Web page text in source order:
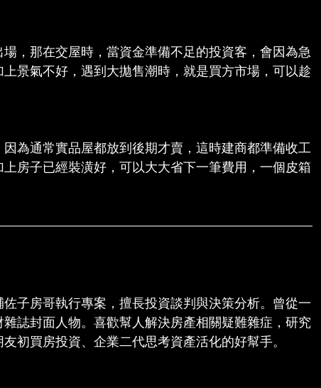
，那在交屋時，當資金準備不足的投資客，會因為急
景氣不好，遇到大拋售潮時，就是買方市場，可以趁
為通常實品屋都放到後期才賣，這時建商都準備收工
房子已經裝潢好，可以大大省下一筆費用，一個皮箱
子房哥執行專案，擅長投資談判與決策分析。曾從一
誌封面人物。喜歡幫人解決房產相關疑難雜症，研究
初買房投資、企業二代思考資產活化的好幫手。